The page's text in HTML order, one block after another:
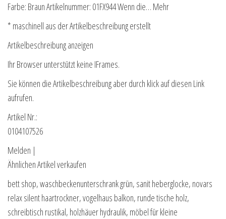
Farbe: Braun Artikelnummer: 01FX944 Wenn die… Mehr
* maschinell aus der Artikelbeschreibung erstellt
Artikelbeschreibung anzeigen
Ihr Browser unterstützt keine IFrames.
Sie können die Artikelbeschreibung aber durch klick auf diesen Link
aufrufen.
Artikel Nr.:
0104107526
Melden |
Ähnlichen Artikel verkaufen
bett shop, waschbeckenunterschrank grün, sanit heberglocke, novars
relax silent haartrockner, vogelhaus balkon, runde tische holz,
schreibtisch rustikal, holzhäuer hydraulik, möbel für kleine